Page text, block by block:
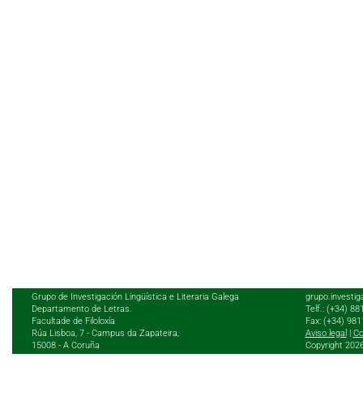
Grupo de Investigación Lingüística e Literaria Galega
Departamento de Letras.
Facultade de Filoloxía
Rúa Lisboa, 7 - Campus da Zapateira,
15008 - A Coruña
Telf.: (+34)
Fax: (+34)
Aviso legal
Copyright